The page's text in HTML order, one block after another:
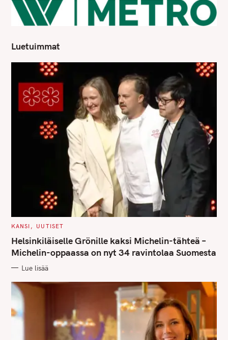
Luetuimmat
C
T
E
G
O
I
S
KANSI UUTISET
Helsinkiläiselle Grönille kaksi Michelin-tähteä –
Michelin-oppaassa on nyt 34 ravintolaa Suomesta
Lue lisää
S
e
a